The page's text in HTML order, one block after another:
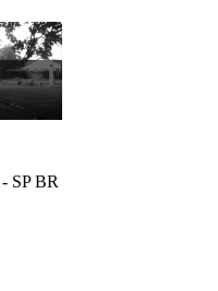
SP BR